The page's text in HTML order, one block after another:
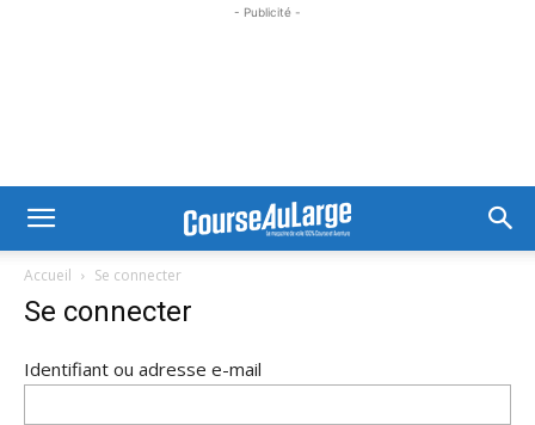
- Publicité -
Accueil Se connecter
Se connecter
Identifiant ou adresse e-mail